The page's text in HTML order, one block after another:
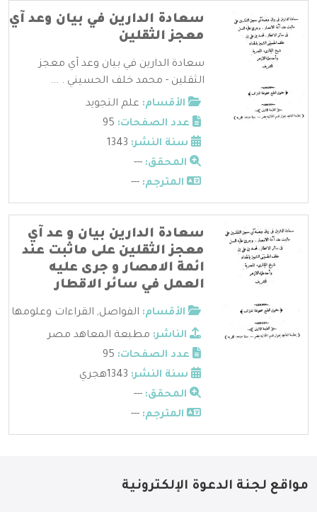
سعادة الدارين في بيان وعد آي
معجز الثقلين
سعادة الدارين في بيان وعد آي معجز
الثقلين - محمد خلف الحسيني . ...
الأقسام: علم التجويد
عدد الصفحات:
سنة النشر:
المحقق: ---
المترجم: ---
سعادة الدارين بيان و عد آي
معجز الثقلين على ماثبت عند
ائمة الامصار و جرى عليه
العمل في سائر الاقطار
الأقسام: الفواصل, القراءات وعلومها
الناشر: مطبعة المعاهد مصر
عدد الصفحات:
سنة النشر:
المحقق: ---
المترجم: ---
مواقع لجنة الدعوة الإلكترونية